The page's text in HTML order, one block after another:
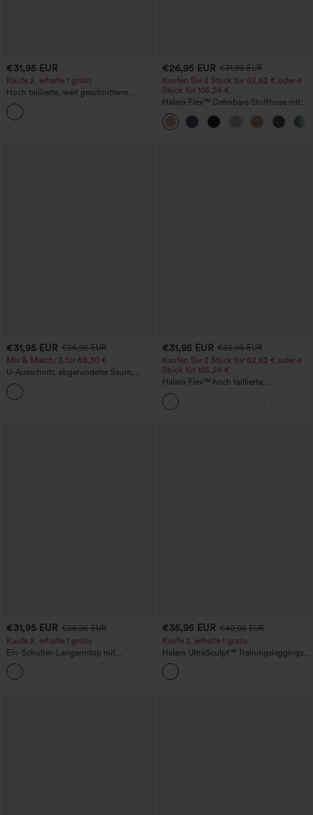
€31,95 EUR
Kaufe 2, erhalte 1 gratis
Hoch taillierte, weit geschnittene
Freizeithose aus Leinenmischung mit
Kordelzug und Taschen
€26,95 EUR €31,95 EUR
Kaufen Sie 2 Stück für 52,62 € oder 4
Stück für 105,24 €.
Halara Flex™ Dehnbare Stoffhose mit
hohem Bund, Waffelmuster,
Seitentaschen und weitem Bein
€31,95 EUR €35,95 EUR
Mix & Match: 3 für 88,30 €
U-Ausschnitt, abgerundeter Saum,
InstantCool Yoga-Trägertop – UPF50+
€31,95 EUR €35,95 EUR
Kaufen Sie 2 Stück für 52,62 € oder 4
Stück für 105,24 €.
Halara Flex™ hoch taillierte,
figurformende Arbeitshose, die die Taille
schmaler wirken lässt, mit Taschen,
weitem Bein und Mikro-Waffelstruktur
€31,95 EUR €35,95 EUR
Kaufe 2, erhalte 1 gratis
Ein-Schulter-Langarmtop mit
Daumenloch, geschwungener Saum
(High-Low), schnell trocknend – Yoga-
Sporttop mit integriertem BH
€35,95 EUR €40,95 EUR
Kaufe 2, erhalte 1 gratis
Halara UltraSculpt™ Trainingsleggings
mit hohem Bund – raffende Push-up-
Po-Form, Bauchkontrolle, Taschen und
formende Passform